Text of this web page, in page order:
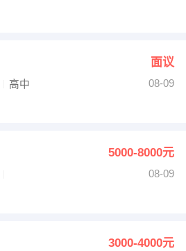
面议
高中
08-09
5000-8000元
08-09
3000-4000元